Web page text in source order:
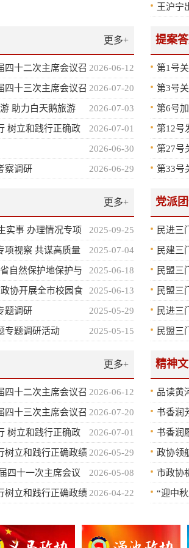
大会上
——写
王沪宁
更多+
2026-06-12
四十二次主席会议召
2026-07-20
四十三次主席会议召
2026-07-03
助力白天鹅旅游
2026-07-01
树立和践行正确政
2026-06-30
2026-06-29
察调研
提案
第1号
建议
第3号
环境的
第6号
文旅品
第12号
第27号
壮大的
第33号
更多+
2025-09-25
实事 办理情况专项
2025-07-04
项视察 共谋高质量
2025-06-18
自然保护地保护与
2025-06-13
协开展全市校园食
2025-05-29
题调研
2025-05-15
专题调研活动
党派
民进三
水资源
民建三
开
民盟三
开
民盟三
民进三
并部署
民盟三
更多+
2026-06-12
四十二次主席会议召
2026-07-20
四十三次主席会议召
2026-07-01
树立和践行正确政
2026-05-29
树立和践行正确政绩
2026-05-08
四十一次主席会议
2026-04-22
树立和践行正确政绩
精神
品读黄
函”委
书香润
妇女节
书香润
农工党
政协领
员联络
市政协
属文体
“迎中